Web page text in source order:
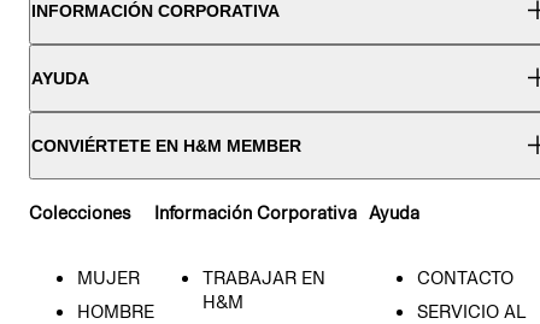
INFORMACIÓN CORPORATIVA
AYUDA
CONVIÉRTETE EN H&M MEMBER
Colecciones
MUJER
HOMBRE
Información Corporativa
TRABAJAR EN
H&M
Ayuda
CONTACTO
SERVICIO AL